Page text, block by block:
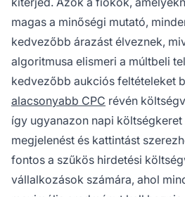
magas a minőségi mutató,
kedvezőbb árazást élveznek,
algoritmusa elismeri a múltbeli
kedvezőbb aukciós feltételeket
alacsonyabb CPC révén
így ugyanazon napi
megjelenést és kattintást
fontos a szűkös hirdetési
vállalkozások számára, ahol